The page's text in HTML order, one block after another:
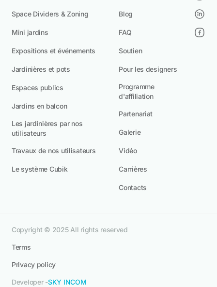
Space Dividers & Zoning
Mini jardins
Expositions et événements
Jardinières et pots
Espaces publics
Jardins en balcon
Les jardinières par nos
utilisateurs
Travaux de nos utilisateurs
Le système Cubik
Blog
FAQ
Soutien
Pour les designers
Programme
d'affiliation
Partenariat
Galerie
Vidéo
Carrières
Contacts
Copyright © 2025 All rights reserved
Terms
Privacy policy
Developer -SKY INCOM